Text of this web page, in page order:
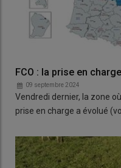
FCO : la prise en
09 septembre 2024
Vendredi dernier, la zone
prise en charge a évolué